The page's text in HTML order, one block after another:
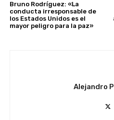
Bruno Rodríguez: «La
conducta irresponsable de
los Estados Unidos es el
mayor peligro para la paz»
Alejandro